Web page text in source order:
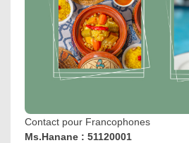
Contact pour Francophones
Ms.Hanane : 51120001